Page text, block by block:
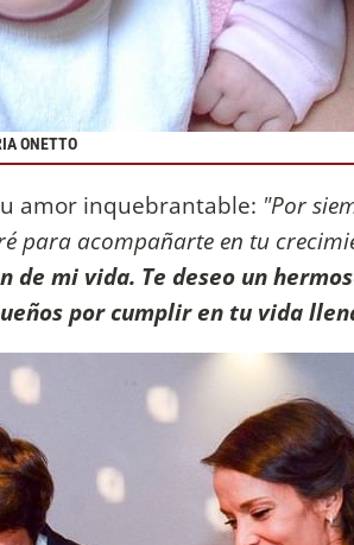
ONETTO
amor inquebrantable: "Por
para acompañarte en tu
de mi vida. Te deseo un
por cumplir en tu vida